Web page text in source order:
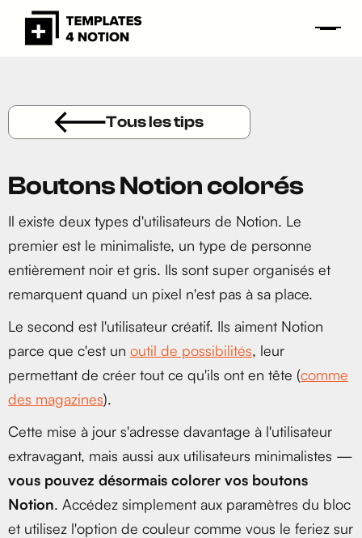
Tous les tips
Boutons Notion colorés
Il existe deux types d'utilisateurs de Notion. Le
premier est le minimaliste, un type de personne
entièrement noir et gris. Ils sont super organisés et
remarquent quand un pixel n'est pas à sa place.
Le second est l'utilisateur créatif. Ils aiment Notion
parce que c'est un outil de possibilités, leur
permettant de créer tout ce qu'ils ont en tête (comme
des magazines).
Cette mise à jour s'adresse davantage à l'utilisateur
extravagant, mais aussi aux utilisateurs minimalistes —
vous pouvez désormais colorer vos boutons
Notion. Accédez simplement aux paramètres du bloc
et utilisez l'option de couleur comme vous le feriez sur